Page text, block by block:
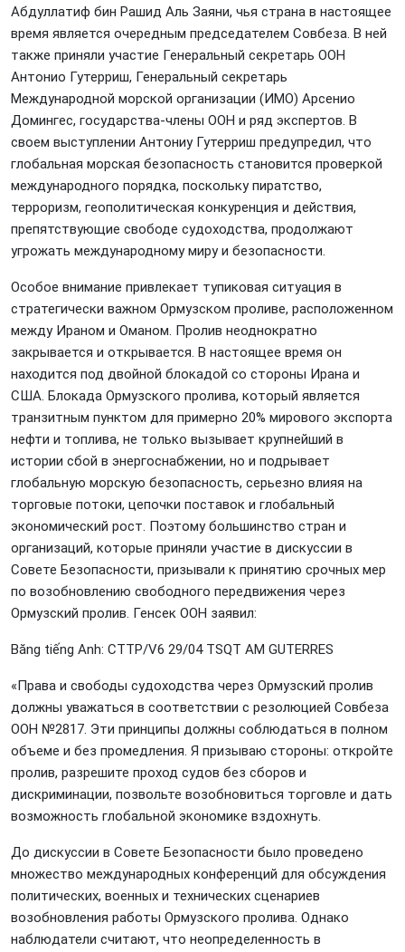
Абдуллатиф бин Рашид Аль Заяни, чья страна в настоящее
время является очередным председателем Совбеза. В ней
также приняли участие Генеральный секретарь ООН
Антонио Гутерриш, Генеральный секретарь
Международной морской организации (ИМО) Арсенио
Домингес, государства-члены ООН и ряд экспертов. В
своем выступлении Антониу Гутерриш предупредил, что
глобальная морская безопасность становится проверкой
международного порядка, поскольку пиратство,
терроризм, геополитическая конкуренция и действия,
препятствующие свободе судоходства, продолжают
угрожать международному миру и безопасности.
Особое внимание привлекает тупиковая ситуация в
стратегически важном Ормузском проливе, расположенном
между Ираном и Оманом. Пролив неоднократно
закрывается и открывается. В настоящее время он
находится под двойной блокадой со стороны Ирана и
США. Блокада Ормузского пролива, который является
транзитным пунктом для примерно 20% мирового экспорта
нефти и топлива, не только вызывает крупнейший в
истории сбой в энергоснабжении, но и подрывает
глобальную морскую безопасность, серьезно влияя на
торговые потоки, цепочки поставок и глобальный
экономический рост. Поэтому большинство стран и
организаций, которые приняли участие в дискуссии в
Совете Безопасности, призывали к принятию срочных мер
по возобновлению свободного передвижения через
Ормузский пролив. Генсек ООН заявил:
Băng tiếng Anh: CTTP/V6 29/04 TSQT AM GUTERRES
«Права и свободы судоходства через Ормузский пролив
должны уважаться в соответствии с резолюцией Совбеза
ООН №2817. Эти принципы должны соблюдаться в полном
объеме и без промедления. Я призываю стороны: откройте
пролив, разрешите проход судов без сборов и
дискриминации, позвольте возобновиться торговле и дать
возможность глобальной экономике вздохнуть.
До дискуссии в Совете Безопасности было проведено
множество международных конференций для обсуждения
политических, военных и технических сценариев
возобновления работы Ормузского пролива. Однако
наблюдатели считают, что неопределенность в